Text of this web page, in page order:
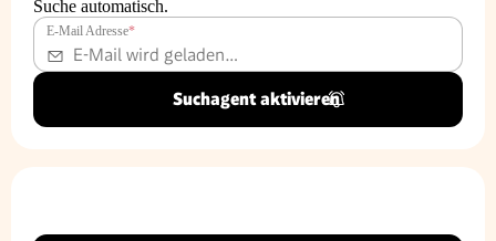
Suche automatisch.
E-Mail Adresse*
Suchagent aktivieren